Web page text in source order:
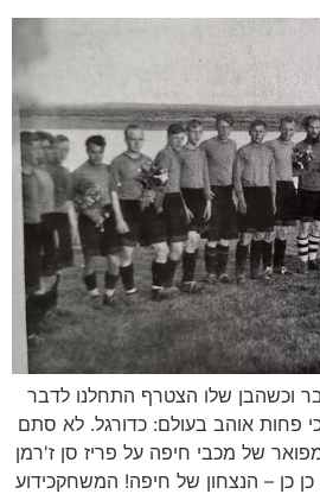
וכשהבן שלו הצטרף התחלנו לדבר
פחות אוהב בעולם: כדורגל. לא סתם
של מכבי חיפה על פריז סן ז'רמן
כן – הנצחון של חיפה! המשחקכידוע